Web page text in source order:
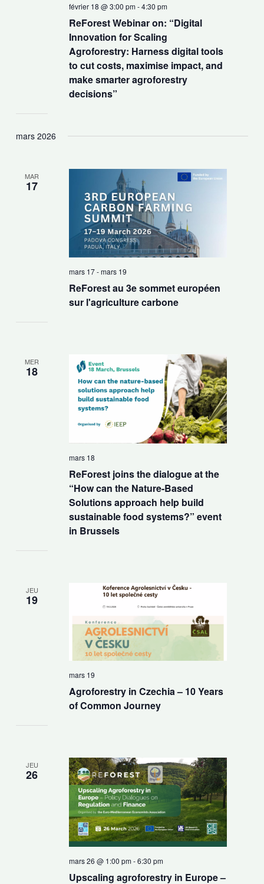
ReForest Webinar on: “Digital
Innovation for Scaling
Agroforestry: Harness digital tools
to cut costs, maximise impact, and
make smarter agroforestry
decisions”
février 18 @ 3:00 pm-4:30 pm
mars 2026
MAR
17
ReForest au 3e sommet européen
sur l'agriculture carbone
mars 17-mars 19
MER
18
ReForest joins the dialogue at the
“How can the Nature-Based
Solutions approach help build
sustainable food systems?” event
in Brussels
mars 18
JEU
19
Agroforestry in Czechia – 10 Years
of Common Journey
mars 19
JEU
26
Upscaling agroforestry in Europe –
mars 26 @ 1:00 pm-6:30 pm